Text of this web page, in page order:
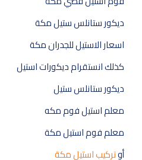
ديكور ستانلس ستيل مكة
اسعار الاستيل للجدران مكة
كذلك انستقرام ديكورات استيل
ديكور ستانلس ستيل
معلم استيل فوم مكه
معلم فوم استيل مكة
أوتركيب استيل مكة